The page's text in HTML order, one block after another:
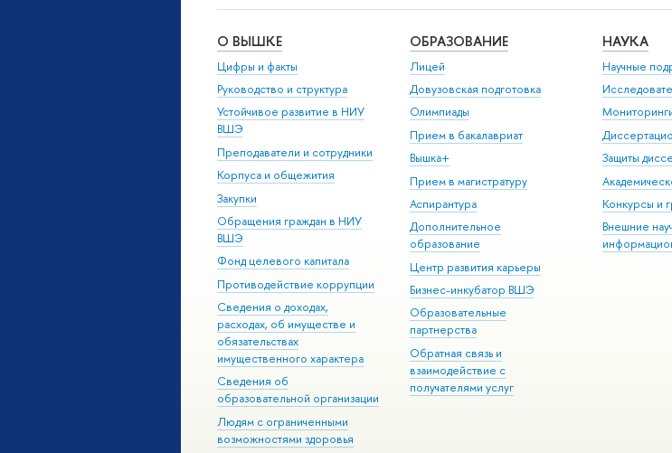
О ВЫШКЕ
Цифры и факты
Руководство и структура
Устойчивое развитие в НИУ
ВШЭ
Преподаватели и сотрудники
Корпуса и общежития
Закупки
Обращения граждан в НИУ
ВШЭ
Фонд целевого капитала
Противодействие коррупции
Сведения о доходах,
расходах, об имуществе и
обязательствах
имущественного характера
Сведения об
образовательной организации
Людям с ограниченными
возможностями здоровья
ОБРАЗОВАНИЕ
Лицей
Довузовская подготовка
Олимпиады
Прием в бакалавриат
Вышка+
Прием в магистратуру
Аспирантура
Дополнительное
образование
Центр развития карьеры
Бизнес-инкубатор ВШЭ
Образовательные
партнерства
Обратная связь и
взаимодействие с
получателями услуг
НАУКА
Научные
Защиты
Конкурсы и
Внешние